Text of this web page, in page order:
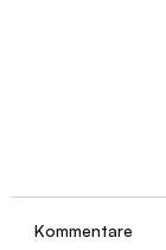
Kommentare